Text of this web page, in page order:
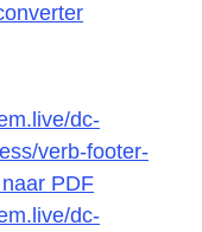
dc-
verb-footer-
PDF
dc-